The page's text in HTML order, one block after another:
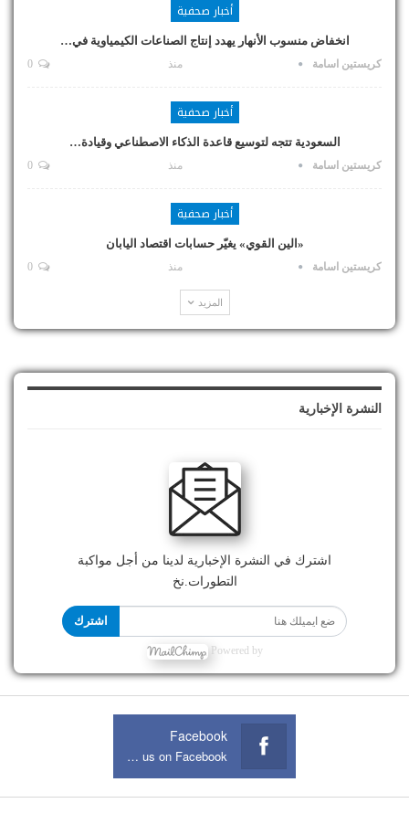
أخبار صحفية
انخفاض منسوب الأنهار يهدد إنتاج الصناعات الكيمياوية في…
كريستين اسامة منذ
أخبار صحفية
السعودية تتجه لتوسيع قاعدة الذكاء الاصطناعي وقيادة…
كريستين اسامة منذ
أخبار صحفية
«الين القوي» يغيّر حسابات اقتصاد اليابان
كريستين اسامة منذ
المزيد
النشرة الإخبارية
اشترك في النشرة الإخبارية لدينا من أجل مواكبة
التطورات.نخ
اشترك
Powered by
Facebook
Join us on Facebook